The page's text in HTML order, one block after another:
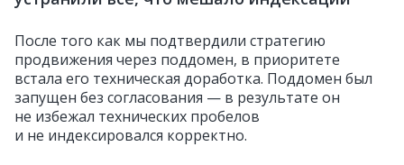
После того как мы подтвердили стратегию
продвижения через поддомен, в приоритете
встала его техническая доработка. Поддомен был
запущен без согласования — в результате он
не избежал технических пробелов
и не индексировался корректно.